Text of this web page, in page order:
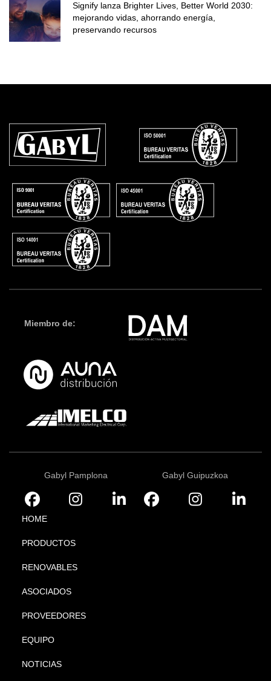
Signify lanza Brighter Lives, Better World 2030:
mejorando vidas, ahorrando energía,
preservando recursos
Miembro de:
Gabyl Pamplona Gabyl Guipuzkoa
HOME
PRODUCTOS
RENOVABLES
ASOCIADOS
PROVEEDORES
EQUIPO
NOTICIAS